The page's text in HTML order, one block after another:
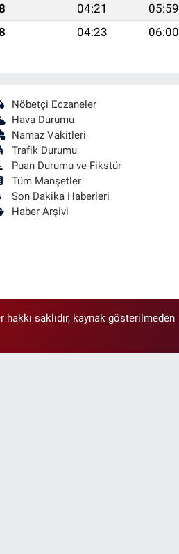
04:21 05:59
04:23 06:00
Nöbetçi Eczaneler
Hava Durumu
Namaz Vakitleri
Trafik Durumu
Puan Durumu ve Fikstür
Tüm Manşetler
Son Dakika Haberleri
Haber Arşivi
saklıdır, kaynak gösterilmeden